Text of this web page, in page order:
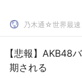
【悲報】AKB48
期される